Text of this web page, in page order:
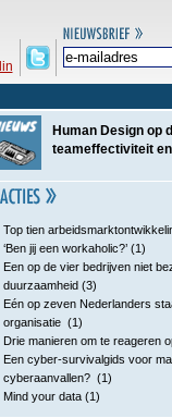
Human Design op
teameffectiviteit
Top tien
‘Ben jij een workaholic?’ (1)
Een op de vier bedrijven niet
duurzaamheid (3)
Eén op zeven Nederlanders
organisatie (1)
Drie manieren om te reageren
Een cyber-survivalgids voor
cyberaanvallen? (1)
Mind your data (1)